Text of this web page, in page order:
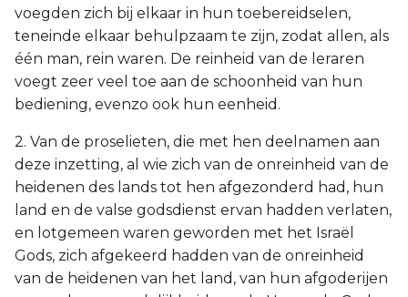
voegden zich bij elkaar in hun toebereidselen,
teneinde elkaar behulpzaam te zijn, zodat allen, als
één man, rein waren. De reinheid van de leraren
voegt zeer veel toe aan de schoonheid van hun
bediening, evenzo ook hun eenheid.
2. Van de proselieten, die met hen deelnamen aan
deze inzetting, al wie zich van de onreinheid van de
heidenen des lands tot hen afgezonderd had, hun
land en de valse godsdienst ervan hadden verlaten,
en lotgemeen waren geworden met het Israël
Gods, zich afgekeerd hadden van de onreinheid
van de heidenen van het land, van hun afgoderijen